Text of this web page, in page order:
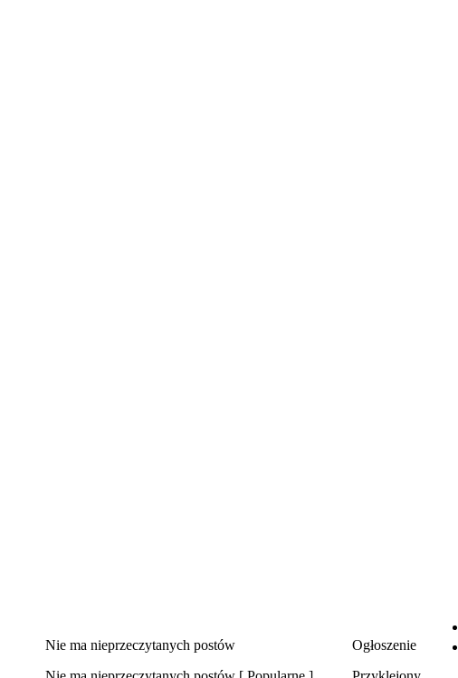
Nie
Nie ma nieprzeczytanych postów
Ogłoszenie
Ogłoszenie